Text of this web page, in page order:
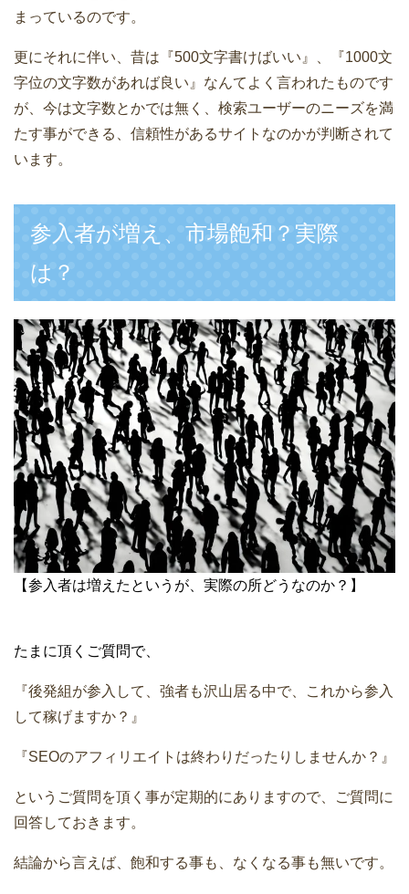
まっているのです。
更にそれに伴い、昔は『500文字書けばいい』、『1000文
字位の文字数があれば良い』なんてよく言われたものです
が、今は文字数とかでは無く、検索ユーザーのニーズを満
たす事ができる、信頼性があるサイトなのかが判断されて
います。
参入者が増え、市場飽和？実際
は？
【参入者は増えたというが、実際の所どうなのか？】
たまに頂くご質問で、
『後発組が参入して、強者も沢山居る中で、これから参入
して稼げますか？』
『SEOのアフィリエイトは終わりだったりしませんか？』
というご質問を頂く事が定期的にありますので、ご質問に
回答しておきます。
結論から言えば、飽和する事も、なくなる事も無いです。